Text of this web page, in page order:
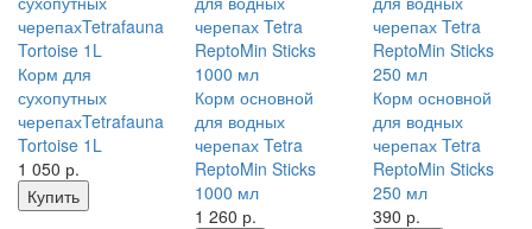
Корм для
сухопутных
черепахTetrafauna
Tortoise 1L
1 050 р.
Купить
Корм основной
для водных
черепах Tetra
ReptoMin Sticks
1000 мл
1 260 р.
Корм основной
для водных
черепах Tetra
ReptoMin Sticks
250 мл
390 р.